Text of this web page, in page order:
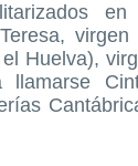
Huelva),